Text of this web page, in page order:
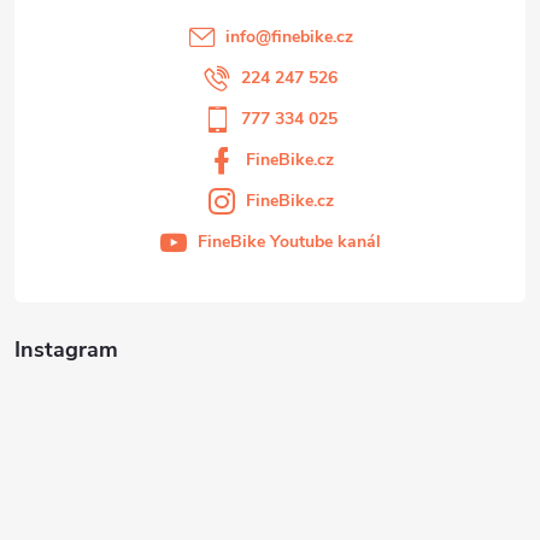
Instagram
info@finebike.cz
224 247 526
777 334 025
FineBike.cz
FineBike.cz
FineBike Youtube kanál